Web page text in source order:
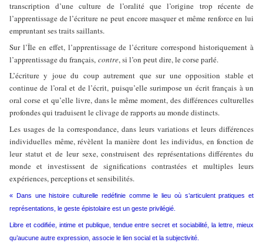
transcription d’une culture de l’oralité que l’origine trop récente de
l’apprentissage de l’écriture ne peut encore masquer et même renforce en lui
empruntant ses traits saillants.
Sur l’Île en effet, l’apprentissage de l’écriture correspond historiquement à
l’apprentissage du français, contre, si l’on peut dire, le corse parlé.
L’écriture y joue du coup autrement que sur une opposition stable et
continue de l’oral et de l’écrit, puisqu’elle surimpose un écrit français à un
oral corse et qu’elle livre, dans le même moment, des différences culturelles
profondes qui traduisent le clivage de rapports au monde distincts.
Les usages de la correspondance, dans leurs variations et leurs différences
individuelles même, révèlent la manière dont les individus, en fonction de
leur statut et de leur sexe, construisent des représentations différentes du
monde et investissent de significations contrastées et multiples leurs
expériences, perceptions et sensibilités.
« Dans une histoire culturelle redéfinie comme le lieu où s’articulent pratiques et
représentations, le geste épistolaire est un geste privilégié.
Libre et codifiée, intime et publique, tendue entre secret et sociabilité, la lettre, mieux
qu’aucune autre expression, associe le lien social et la subjectivité.